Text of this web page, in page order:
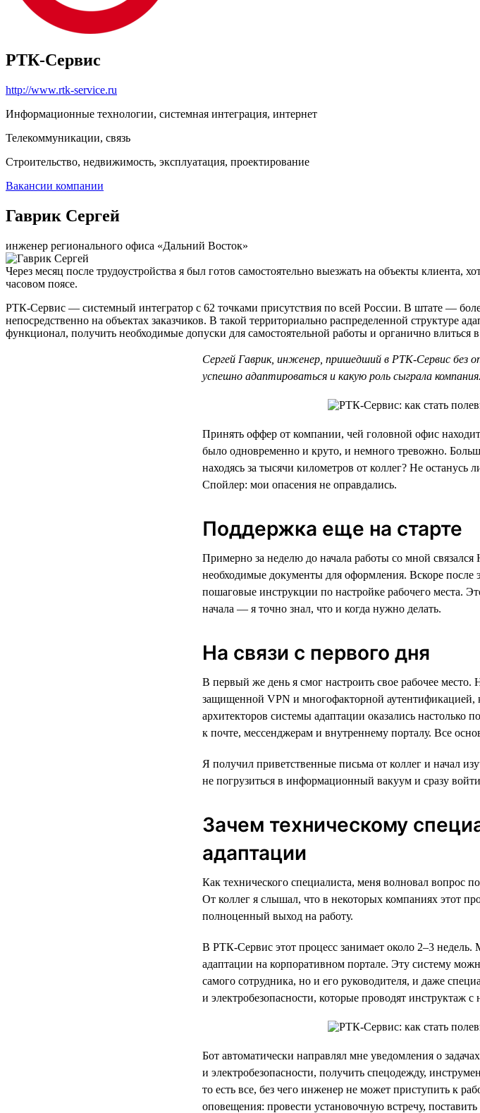
РТК-Сервис
http://www.rtk-service.ru
Информационные технологии, системная интеграция, интернет
Телекоммуникации, связь
Строительство, недвижимость, эксплуатация, проектирование
Вакансии компании
Гаврик Сергей
инженер регионального офиса «Дальний Восток»
Через месяц после трудоустройства я был готов самостоятельно выезжать на объекты
часовом поясе.
РТК-Сервис — системный интегратор с 62 точками присутствия по всей России. В штате —
непосредственно на объектах заказчиков. В такой территориально распределенной структуре
функционал, получить необходимые допуски для самостоятельной работы и органично влиться
Сергей Гаврик, инженер, пришедший в РТК-Сервис без
успешно адаптироваться и какую роль сыграла компания.
Принять оффер от компании, чей головной офис
было одновременно и круто, и немного тревожно.
находясь за тысячи километров от коллег? Не
Спойлер: мои опасения не оправдались.
Поддержка еще на старте
Примерно за неделю до начала работы со мной
необходимые документы для оформления. Вскоре после
пошаговые инструкции по настройке рабочего места.
начала — я точно знал, что и когда нужно делать.
На связи с первого дня
В первый же день я смог настроить свое рабочее
защищенной VPN и многофакторной
архитекторов системы адаптации оказались настолько
к почте, мессенджерам и внутреннему порталу. Все
Я получил приветственные письма от коллег и начал
не погрузиться в информационный вакуум и сразу
Зачем техническому
адаптации
Как технического специалиста, меня волновал вопрос
От коллег я слышал, что в некоторых компаниях этот
полноценный выход на работу.
В РТК-Сервис этот процесс занимает около 2–3
адаптации на корпоративном портале. Эту систему
самого сотрудника, но и его руководителя, и даже
и электробезопасности, которые проводят инструктаж с
Бот автоматически направлял мне уведомления о
и электробезопасности, получить спецодежду,
то есть все, без чего инженер не может приступить к
оповещения: провести установочную встречу,